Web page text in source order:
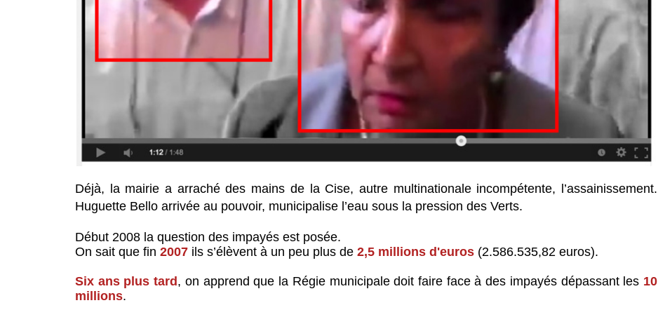
Déjà, la mairie a arraché des mains de la Cise, autre multinationale incompétente, l’assainissement.
Huguette Bello arrivée au pouvoir, municipalise l’eau sous la pression des Verts.
Début 2008 la question des impayés est posée.
On sait que fin 2007 ils s’élèvent à un peu plus de 2,5 millions d'euros (2.586.535,82 euros).
Six ans plus tard, on apprend que la Régie municipale doit faire face à des impayés dépassant les 10
millions.